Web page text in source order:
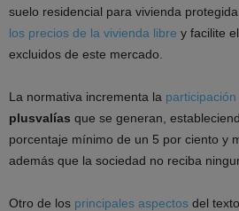
suelo residencial para vivienda
los precios de la vivienda libre y facilite
excluidos de este mercado.
La normativa incrementa la
plusvalías que se generan,
porcentaje mínimo de un 5 por ciento y
además que la sociedad no reciba
Otro de los principales aspectos del